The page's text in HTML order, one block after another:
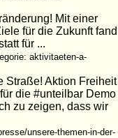
Mit einer
für die Zukunft fand
für ...
aktivitaeten-a-
Straße! Aktion Freiheit
die #unteilbar Demo
zu zeigen, dass wir
unsere-themen-in-der-